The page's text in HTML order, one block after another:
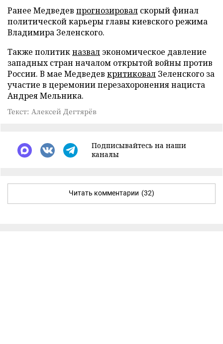
Ранее Медведев прогнозировал скорый финал
политической карьеры главы киевского режима
Владимира Зеленского.
Также политикназвал экономическое давление
западных стран началом открытой войны против
России. В мае Медведев критиковал Зеленского за
участие в церемонии перезахоронения нациста
Андрея Мельника.
Текст: Алексей Дегтярёв
Подписывайтесь на наши
каналы
Читать комментарии (32)